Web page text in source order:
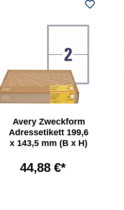
Avery Zweckform
Adressetikett 199,6
x 143,5 mm (B x H)
44,88 €*